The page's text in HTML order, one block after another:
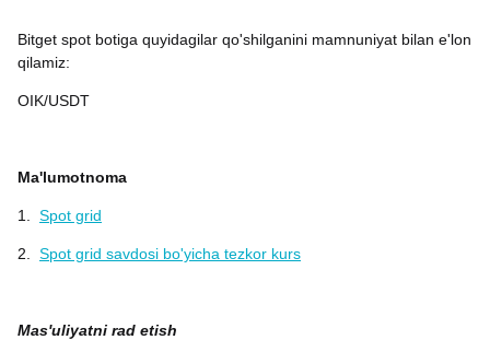
Bitget spot botiga quyidagilar qo'shilganini mamnuniyat bilan e'lon
qilamiz:
OIK/USDT
Ma'lumotnoma
1. Spot grid
2. Spot grid savdosi bo'yicha tezkor kurs
Mas'uliyatni rad etish